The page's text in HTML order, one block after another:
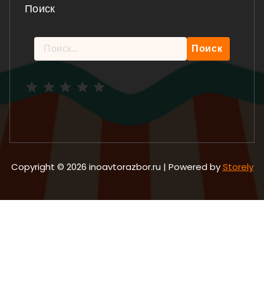
Поиск
Найти:
Copyright © 2026 inoavtorazbor.ru | Powered byStorely